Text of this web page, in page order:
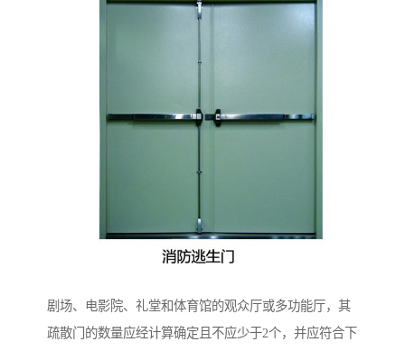
剧场、电影院、礼堂和体育馆的观众厅或多功能厅，其
疏散门的数量应经计算确定且不应少于2个，并应符合下